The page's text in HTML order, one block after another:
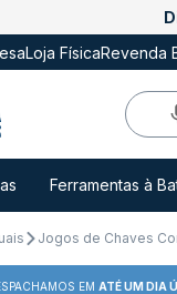
Loja FísicaRevenda
Ferramentas à
Jogos de Chaves
EM ATÉ UM DIA